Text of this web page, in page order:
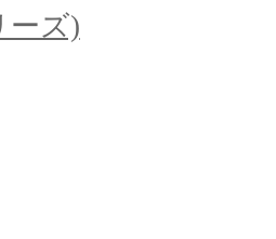
ーズ)